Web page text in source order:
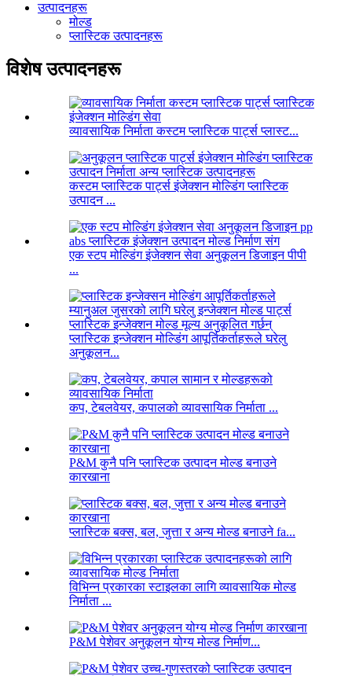
उत्पादनहरू
मोल्ड
प्लास्टिक उत्पादनहरू
विशेष उत्पादनहरू
व्यावसायिक निर्माता कस्टम प्लास्टिक पार्ट्स प्लास्ट...
कस्टम प्लास्टिक पार्ट्स इंजेक्शन मोल्डिंग प्लास्टिक
उत्पादन ...
एक स्टप मोल्डिंग इंजेक्शन सेवा अनुकूलन डिजाइन पीपी
...
प्लास्टिक इन्जेक्शन मोल्डिंग आपूर्तिकर्ताहरूले घरेलु
अनुकूलन...
कप, टेबलवेयर, कपालको व्यावसायिक निर्माता ...
P&M कुनै पनि प्लास्टिक उत्पादन मोल्ड बनाउने
कारखाना
प्लास्टिक बक्स, बल, जुत्ता र अन्य मोल्ड बनाउने fa...
विभिन्न प्रकारका स्टाइलका लागि व्यावसायिक मोल्ड
निर्माता ...
P&M पेशेवर अनुकूलन योग्य मोल्ड निर्माण...